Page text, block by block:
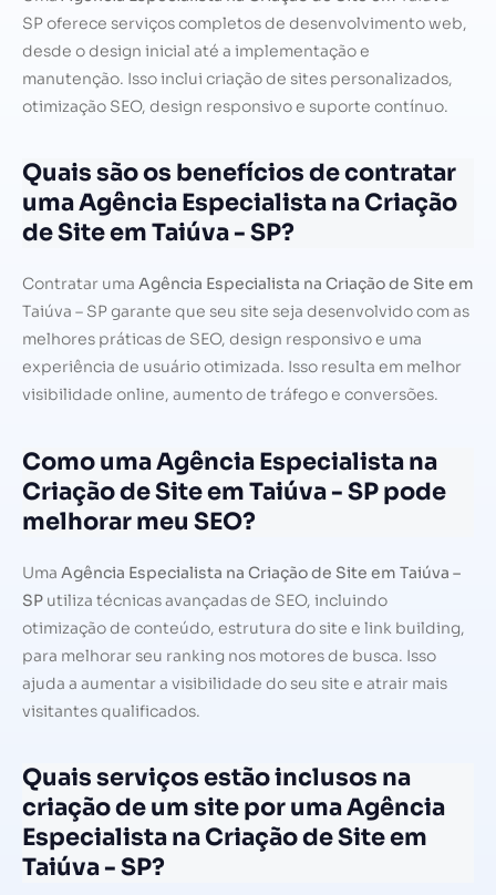
SP oferece serviços completos de desenvolvimento web,
desde o design inicial até a implementação e
manutenção. Isso inclui criação de sites personalizados,
otimização SEO, design responsivo e suporte contínuo.
Quais são os benefícios de contratar
uma Agência Especialista na Criação
de Site em Taiúva - SP?
Contratar uma Agência Especialista na Criação de Site em
Taiúva – SP garante que seu site seja desenvolvido com as
melhores práticas de SEO, design responsivo e uma
experiência de usuário otimizada. Isso resulta em melhor
visibilidade online, aumento de tráfego e conversões.
Como uma Agência Especialista na
Criação de Site em Taiúva - SP pode
melhorar meu SEO?
Uma Agência Especialista na Criação de Site em Taiúva –
SP utiliza técnicas avançadas de SEO, incluindo
otimização de conteúdo, estrutura do site e link building,
para melhorar seu ranking nos motores de busca. Isso
ajuda a aumentar a visibilidade do seu site e atrair mais
visitantes qualificados.
Quais serviços estão inclusos na
criação de um site por uma Agência
Especialista na Criação de Site em
Taiúva - SP?